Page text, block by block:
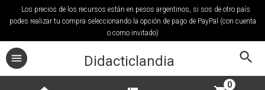
Los precios de los recursos están en pesos argentinos, si sos de otro país
podes realizar tu compra seleccionando la opción de pago de PayPal (con cuenta
o como invitado)
Didacticlandia
0